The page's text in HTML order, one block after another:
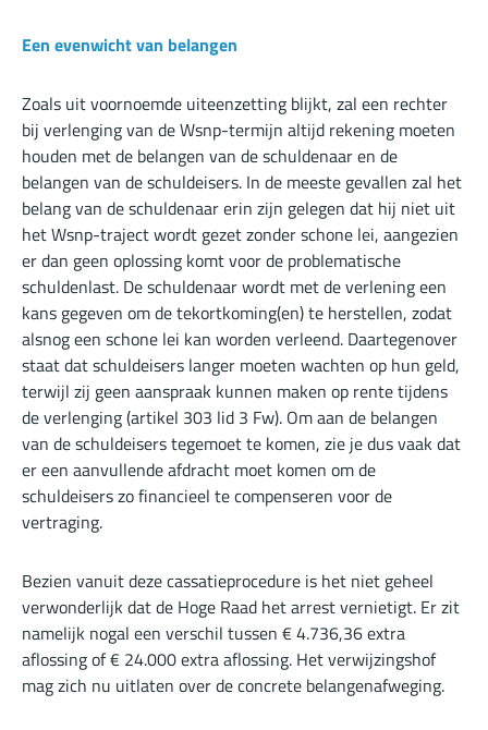
Een evenwicht van belangen
Zoals uit voornoemde uiteenzetting blijkt, zal een rechter
bij verlenging van de Wsnp-termijn altijd rekening moeten
houden met de belangen van de schuldenaar en de
belangen van de schuldeisers. In de meeste gevallen zal het
belang van de schuldenaar erin zijn gelegen dat hij niet uit
het Wsnp-traject wordt gezet zonder schone lei, aangezien
er dan geen oplossing komt voor de problematische
schuldenlast. De schuldenaar wordt met de verlening een
kans gegeven om de tekortkoming(en) te herstellen, zodat
alsnog een schone lei kan worden verleend. Daartegenover
staat dat schuldeisers langer moeten wachten op hun geld,
terwijl zij geen aanspraak kunnen maken op rente tijdens
de verlenging (artikel 303 lid 3 Fw). Om aan de belangen
van de schuldeisers tegemoet te komen, zie je dus vaak dat
er een aanvullende afdracht moet komen om de
schuldeisers zo financieel te compenseren voor de
vertraging.
Bezien vanuit deze cassatieprocedure is het niet geheel
verwonderlijk dat de Hoge Raad het arrest vernietigt. Er zit
namelijk nogal een verschil tussen € 4.736,36 extra
aflossing of € 24.000 extra aflossing. Het verwijzingshof
mag zich nu uitlaten over de concrete belangenafweging.